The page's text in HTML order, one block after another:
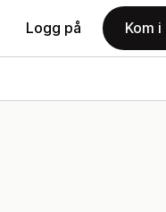
Logg på Kom i